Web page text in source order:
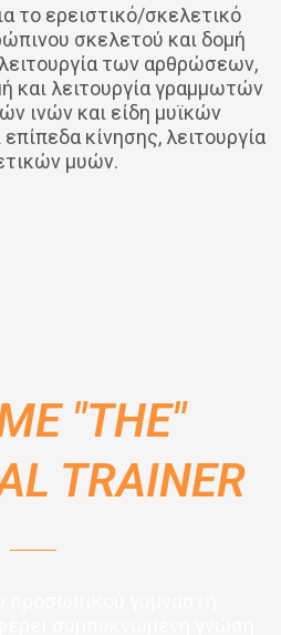
το ερειστικό/σκελετικό
σκελετού και δομή
των αρθρώσεων,
και λειτουργία γραμμωτών
ινών και είδη μυϊκών
κίνησης, λειτουργία
μυών.
"THE"
TRAINER